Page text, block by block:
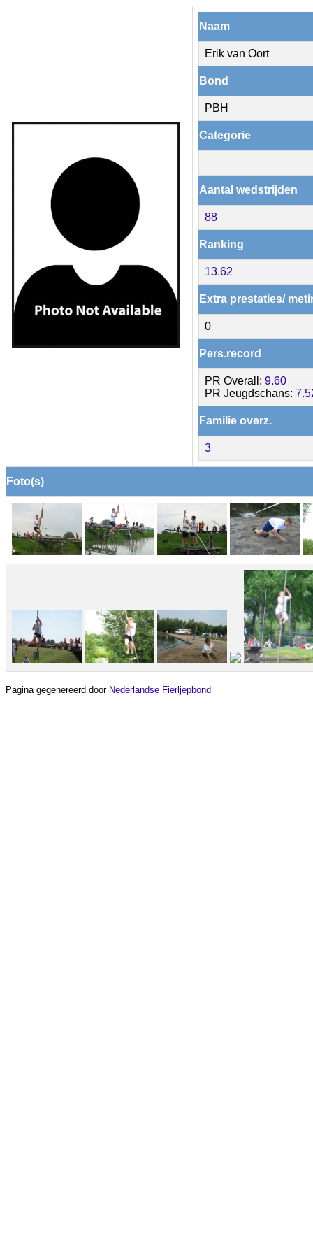
Naam
Erik van Oort
Bond
PBH
Categorie
Aantal wedstrijden
88
Ranking
13.62
Extra prestaties/
0
Pers.record
PR Overall: 9.60
PR Jeugdschans:
Familie overz.
3
Foto(s)
Pagina gegenereerd door Nederlandse Fierljepbond